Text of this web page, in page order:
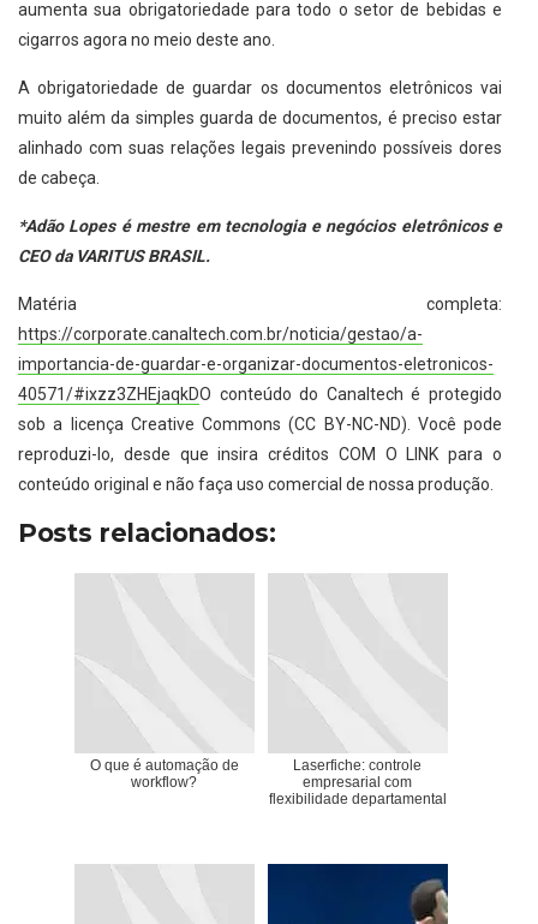
aumenta sua obrigatoriedade para todo o setor de bebidas e
cigarros agora no meio deste ano.
A obrigatoriedade de guardar os documentos eletrônicos vai
muito além da simples guarda de documentos, é preciso estar
alinhado com suas relações legais prevenindo possíveis dores
de cabeça.
*Adão Lopes é mestre em tecnologia e negócios eletrônicos e
CEO da VARITUS BRASIL.
Matéria completa:
https://corporate.canaltech.com.br/noticia/gestao/a-
importancia-de-guardar-e-organizar-documentos-eletronicos-
40571/#ixzz3ZHEjaqkDO conteúdo do Canaltech é protegido
sob a licença Creative Commons (CC BY-NC-ND). Você pode
reproduzi-lo, desde que insira créditos COM O LINK para o
conteúdo original e não faça uso comercial de nossa produção.
Posts relacionados:
O que é automação de
workflow?
Laserfiche: controle
empresarial com
flexibilidade departamental